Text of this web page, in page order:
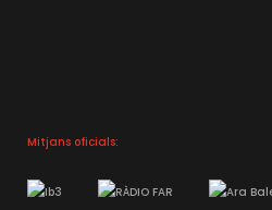
Mitjans oficials: